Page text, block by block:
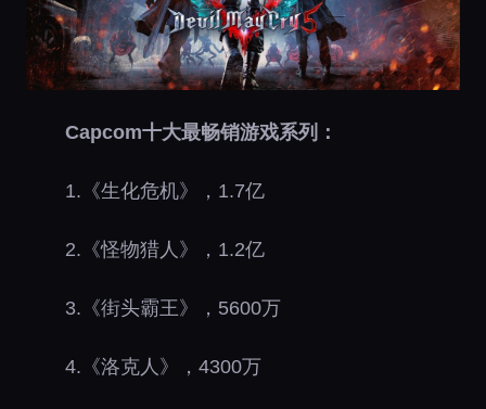
Capcom十大最畅销游戏系列：
1.《生化危机》，1.7亿
2.《怪物猎人》，1.2亿
3.《街头霸王》，5600万
4.《洛克人》，4300万